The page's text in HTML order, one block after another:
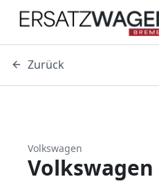
Zurück
Volkswagen